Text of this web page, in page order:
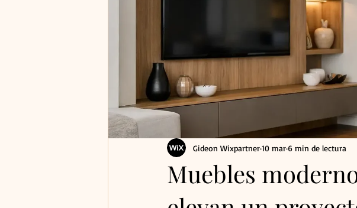
Muebles
Gideon Wixpartner10 mar 6 min de lectura